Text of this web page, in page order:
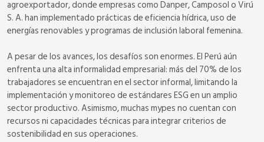
agroexportador, donde empresas como Danper, Camposol o Virú
S. A. han implementado prácticas de eficiencia hídrica, uso de
energías renovables y programas de inclusión laboral femenina.
A pesar de los avances, los desafíos son enormes. El Perú aún
enfrenta una alta informalidad empresarial: más del 70% de los
trabajadores se encuentran en el sector informal, limitando la
implementación y monitoreo de estándares ESG en un amplio
sector productivo. Asimismo, muchas mypes no cuentan con
recursos ni capacidades técnicas para integrar criterios de
sostenibilidad en sus operaciones.